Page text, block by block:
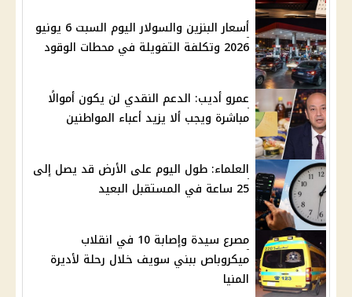
أسعار البنزين والسولار اليوم السبت 6 يونيو
2026 وتكلفة التفويلة في محطات الوقود
عمرو أديب: الدعم النقدي لن يكون أموالًا
مباشرة ويجب ألا يزيد أعباء المواطنين
العلماء: طول اليوم على الأرض قد يصل إلى
25 ساعة في المستقبل البعيد
مصرع سيدة وإصابة 10 في انقلاب
ميكروباص ببني سويف خلال رحلة لأديرة
المنيا